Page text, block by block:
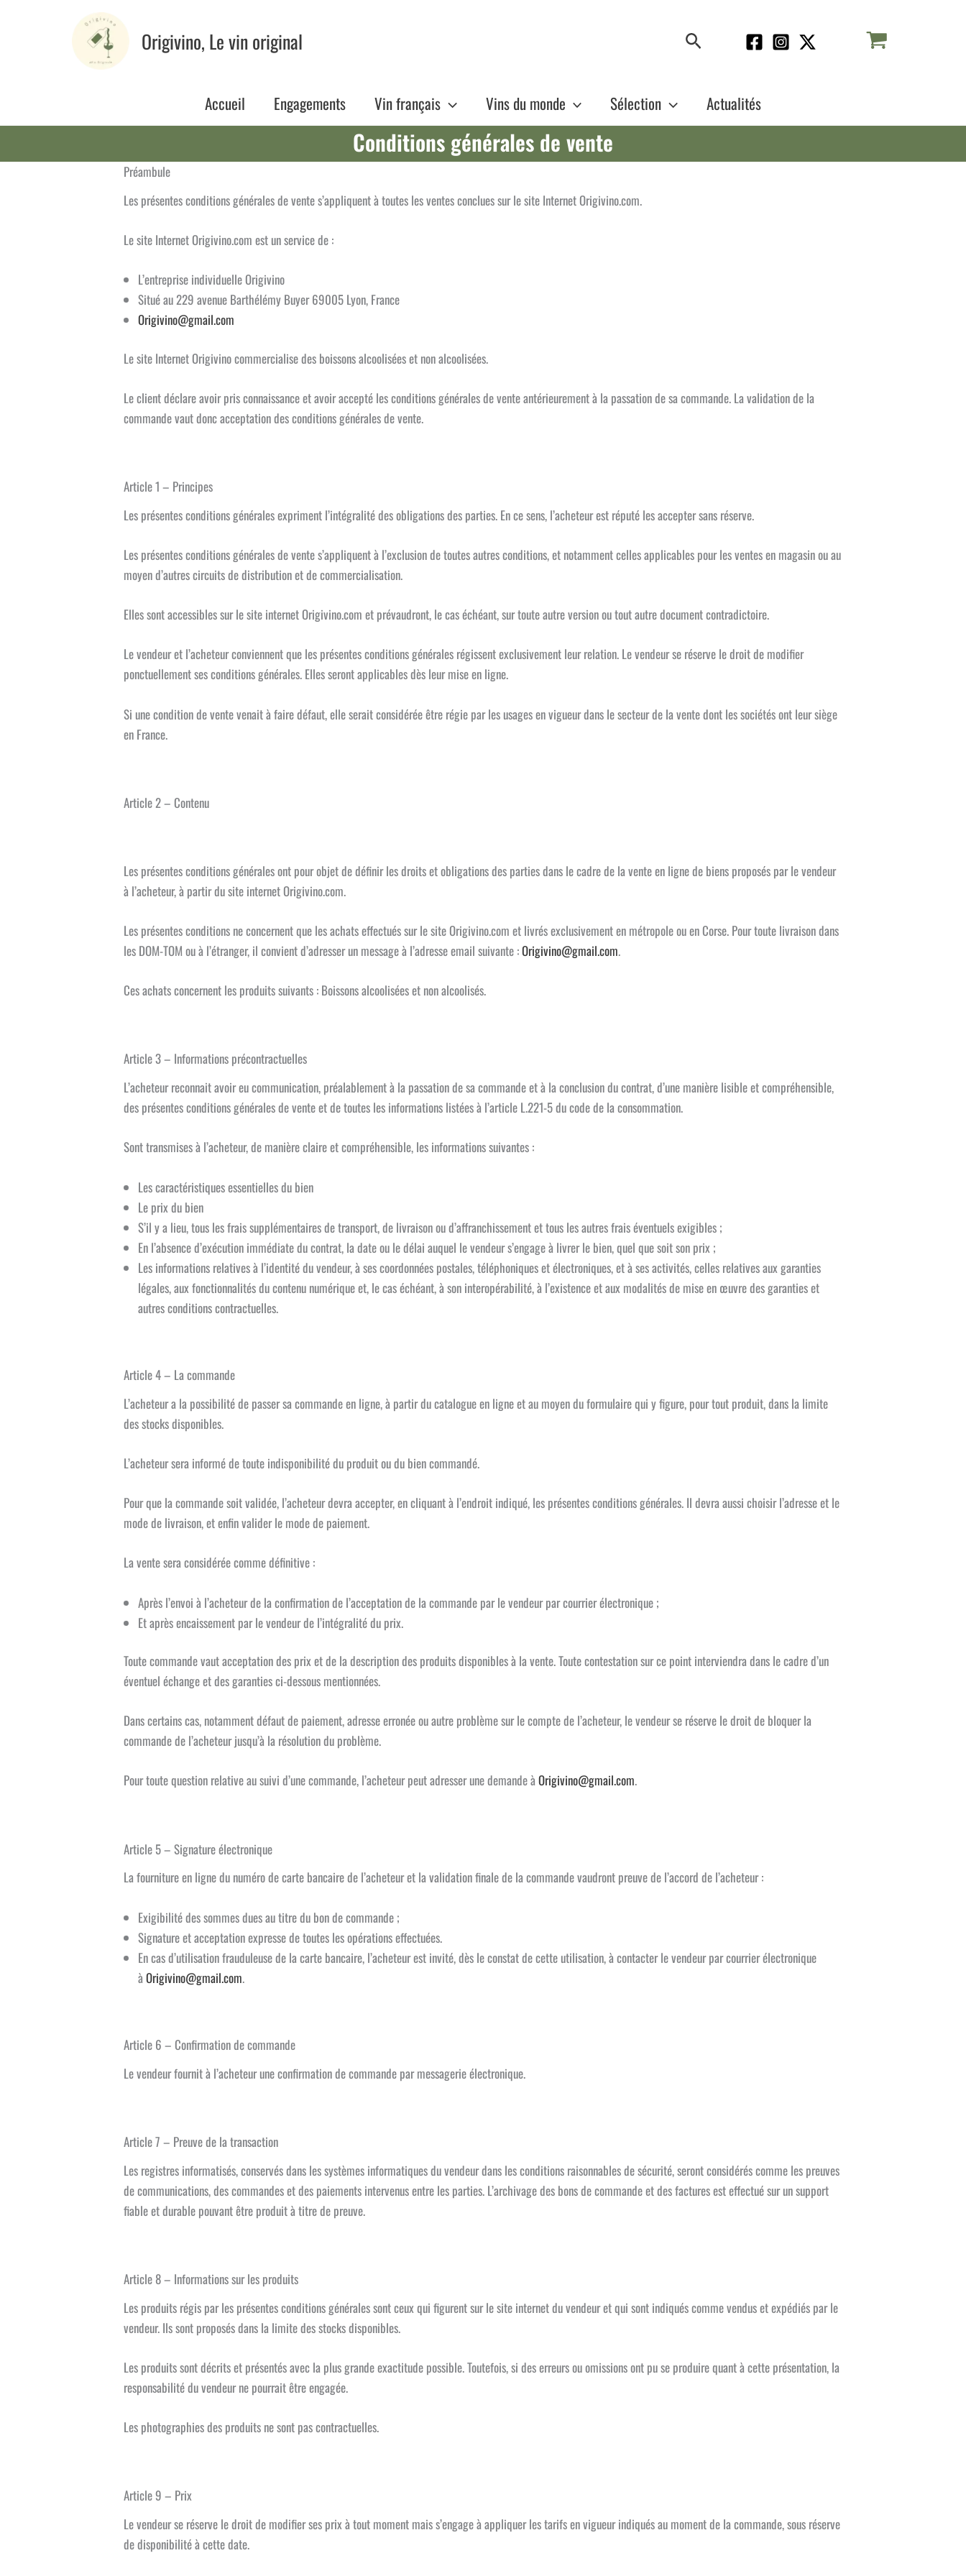
Origivino, Le vin original Rechercher
Accueil Engagements Vin français Vins du monde Sélection Actualités
Conditions générales de vente
Préambule
Les présentes conditions générales de vente s’appliquent à toutes les ventes conclues sur le site Internet Origivino.com.
Le site Internet Origivino.com est un service de :
L’entreprise individuelle Origivino
Situé au 229 avenue Barthélémy Buyer 69005 Lyon, France
Origivino@gmail.com
Le site Internet Origivino commercialise des boissons alcoolisées et non alcoolisées.
Le client déclare avoir pris connaissance et avoir accepté les conditions générales de vente antérieurement à la passation de sa commande. La validation de la
commande vaut donc acceptation des conditions générales de vente.
Article 1 – Principes
Les présentes conditions générales expriment l’intégralité des obligations des parties. En ce sens, l’acheteur est réputé les accepter sans réserve.
Les présentes conditions générales de vente s’appliquent à l’exclusion de toutes autres conditions, et notamment celles applicables pour les ventes en magasin ou au
moyen d’autres circuits de distribution et de commercialisation.
Elles sont accessibles sur le site internet Origivino.com et prévaudront, le cas échéant, sur toute autre version ou tout autre document contradictoire.
Le vendeur et l’acheteur conviennent que les présentes conditions générales régissent exclusivement leur relation. Le vendeur se réserve le droit de modifier
ponctuellement ses conditions générales. Elles seront applicables dès leur mise en ligne.
Si une condition de vente venait à faire défaut, elle serait considérée être régie par les usages en vigueur dans le secteur de la vente dont les sociétés ont leur siège
en France.
Article 2 – Contenu
Les présentes conditions générales ont pour objet de définir les droits et obligations des parties dans le cadre de la vente en ligne de biens proposés par le vendeur
à l’acheteur, à partir du site internet Origivino.com.
Les présentes conditions ne concernent que les achats effectués sur le site Origivino.com et livrés exclusivement en métropole ou en Corse. Pour toute livraison dans
les DOM-TOM ou à l’étranger, il convient d’adresser un message à l’adresse email suivante :Origivino@gmail.com.
Ces achats concernent les produits suivants : Boissons alcoolisées et non alcoolisés.
Article 3 – Informations précontractuelles
L’acheteur reconnait avoir eu communication, préalablement à la passation de sa commande et à la conclusion du contrat, d’une manière lisible et compréhensible,
des présentes conditions générales de vente et de toutes les informations listées à l’article L.221-5 du code de la consommation.
Sont transmises à l’acheteur, de manière claire et compréhensible, les informations suivantes :
Les caractéristiques essentielles du bien
Le prix du bien
S’il y a lieu, tous les frais supplémentaires de transport, de livraison ou d’affranchissement et tous les autres frais éventuels exigibles ;
En l’absence d’exécution immédiate du contrat, la date ou le délai auquel le vendeur s’engage à livrer le bien, quel que soit son prix ;
Les informations relatives à l’identité du vendeur, à ses coordonnées postales, téléphoniques et électroniques, et à ses activités, celles relatives aux garanties
légales, aux fonctionnalités du contenu numérique et, le cas échéant, à son interopérabilité, à l’existence et aux modalités de mise en œuvre des garanties et
autres conditions contractuelles.
Article 4 – La commande
L’acheteur a la possibilité de passer sa commande en ligne, à partir du catalogue en ligne et au moyen du formulaire qui y figure, pour tout produit, dans la limite
des stocks disponibles.
L’acheteur sera informé de toute indisponibilité du produit ou du bien commandé.
Pour que la commande soit validée, l’acheteur devra accepter, en cliquant à l’endroit indiqué, les présentes conditions générales. Il devra aussi choisir l’adresse et le
mode de livraison, et enfin valider le mode de paiement.
La vente sera considérée comme définitive :
Après l’envoi à l’acheteur de la confirmation de l’acceptation de la commande par le vendeur par courrier électronique ;
Et après encaissement par le vendeur de l’intégralité du prix.
Toute commande vaut acceptation des prix et de la description des produits disponibles à la vente. Toute contestation sur ce point interviendra dans le cadre d’un
éventuel échange et des garanties ci-dessous mentionnées.
Dans certains cas, notamment défaut de paiement, adresse erronée ou autre problème sur le compte de l’acheteur, le vendeur se réserve le droit de bloquer la
commande de l’acheteur jusqu’à la résolution du problème.
Pour toute question relative au suivi d’une commande, l’acheteur peut adresser une demande àOrigivino@gmail.com.
Article 5 – Signature électronique
La fourniture en ligne du numéro de carte bancaire de l’acheteur et la validation finale de la commande vaudront preuve de l’accord de l’acheteur :
Exigibilité des sommes dues au titre du bon de commande ;
Signature et acceptation expresse de toutes les opérations effectuées.
En cas d’utilisation frauduleuse de la carte bancaire, l’acheteur est invité, dès le constat de cette utilisation, à contacter le vendeur par courrier électronique
à Origivino@gmail.com.
Article 6 – Confirmation de commande
Le vendeur fournit à l’acheteur une confirmation de commande par messagerie électronique.
Article 7 – Preuve de la transaction
Les registres informatisés, conservés dans les systèmes informatiques du vendeur dans les conditions raisonnables de sécurité, seront considérés comme les preuves
de communications, des commandes et des paiements intervenus entre les parties. L’archivage des bons de commande et des factures est effectué sur un support
fiable et durable pouvant être produit à titre de preuve.
Article 8 – Informations sur les produits
Les produits régis par les présentes conditions générales sont ceux qui figurent sur le site internet du vendeur et qui sont indiqués comme vendus et expédiés par le
vendeur. Ils sont proposés dans la limite des stocks disponibles.
Les produits sont décrits et présentés avec la plus grande exactitude possible. Toutefois, si des erreurs ou omissions ont pu se produire quant à cette présentation, la
responsabilité du vendeur ne pourrait être engagée.
Les photographies des produits ne sont pas contractuelles.
Article 9 – Prix
Le vendeur se réserve le droit de modifier ses prix à tout moment mais s’engage à appliquer les tarifs en vigueur indiqués au moment de la commande, sous réserve
de disponibilité à cette date.